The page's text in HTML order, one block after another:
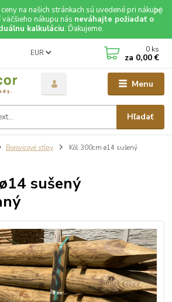
na našich stránkach sú uvedené pri nákupe
nákupu nás neváhajte požiadať o
kalkuláciu. Ďakujeme.
Menu
EUR
Hľadať
0 ks
za 0,00 €
Borovicové stĺpy
Kôl 300cm ø14 sušený
sušený